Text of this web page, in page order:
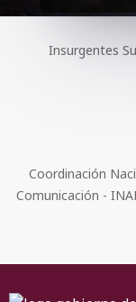
Insurgentes
Coordinación
Comunicación -